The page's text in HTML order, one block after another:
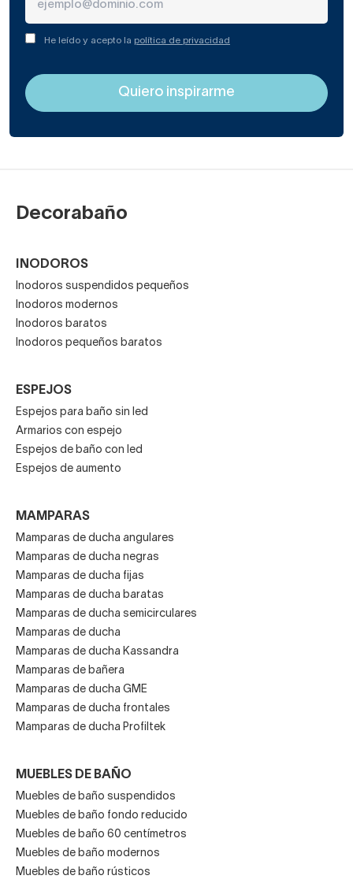
He leído y acepto la política de privacidad
Decorabaño
INODOROS
Inodoros suspendidos pequeños
Inodoros modernos
Inodoros baratos
Inodoros pequeños baratos
ESPEJOS
Espejos para baño sin led
Armarios con espejo
Espejos de baño con led
Espejos de aumento
MAMPARAS
Mamparas de ducha angulares
Mamparas de ducha negras
Mamparas de ducha fijas
Mamparas de ducha baratas
Mamparas de ducha semicirculares
Mamparas de ducha
Mamparas de ducha Kassandra
Mamparas de bañera
Mamparas de ducha GME
Mamparas de ducha frontales
Mamparas de ducha Profiltek
MUEBLES DE BAÑO
Muebles de baño suspendidos
Muebles de baño fondo reducido
Muebles de baño 60 centímetros
Muebles de baño modernos
Muebles de baño rústicos